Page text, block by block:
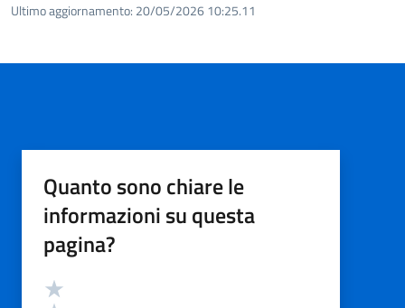
Ultimo aggiornamento: 20/05/2026 10:25.11
Quanto sono chiare le
informazioni su questa
pagina?
Valutazione